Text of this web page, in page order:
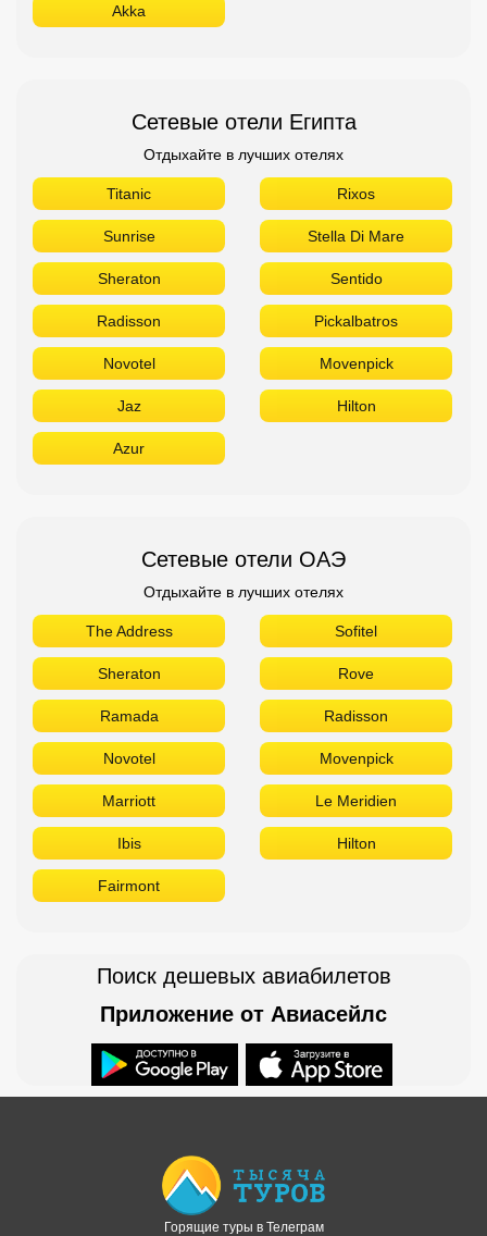
Akka
Сетевые отели Египта
Отдыхайте в лучших отелях
Titanic Rixos
Sunrise Stella Di Mare
Sheraton Sentido
Radisson Pickalbatros
Novotel Movenpick
Jaz Hilton
Azur
Сетевые отели ОАЭ
Отдыхайте в лучших отелях
The Address Sofitel
Sheraton Rove
Ramada Radisson
Novotel Movenpick
Marriott Le Meridien
Ibis Hilton
Fairmont
Поиск дешевых авиабилетов
Приложение от Авиасейлс
Горящие туры в Телеграм